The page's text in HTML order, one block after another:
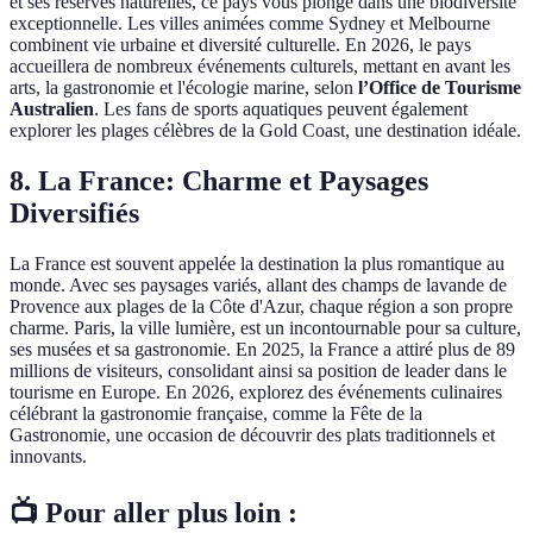
exceptionnelle. Les villes animées comme Sydney et Melbourne
combinent vie urbaine et diversité culturelle. En 2026, le pays
accueillera de nombreux événements culturels, mettant en avant les
arts, la gastronomie et l'écologie marine, selon l’Office de Tourisme
Australien. Les fans de sports aquatiques peuvent également
explorer les plages célèbres de la Gold Coast, une destination idéale.
8. La France: Charme et Paysages
Diversifiés
La France est souvent appelée la destination la plus romantique au
monde. Avec ses paysages variés, allant des champs de lavande de
Provence aux plages de la Côte d'Azur, chaque région a son propre
charme. Paris, la ville lumière, est un incontournable pour sa culture,
ses musées et sa gastronomie. En 2025, la France a attiré plus de 89
millions de visiteurs, consolidant ainsi sa position de leader dans le
tourisme en Europe. En 2026, explorez des événements culinaires
célébrant la gastronomie française, comme la Fête de la
Gastronomie, une occasion de découvrir des plats traditionnels et
innovants.
📺 Pour aller plus loin :